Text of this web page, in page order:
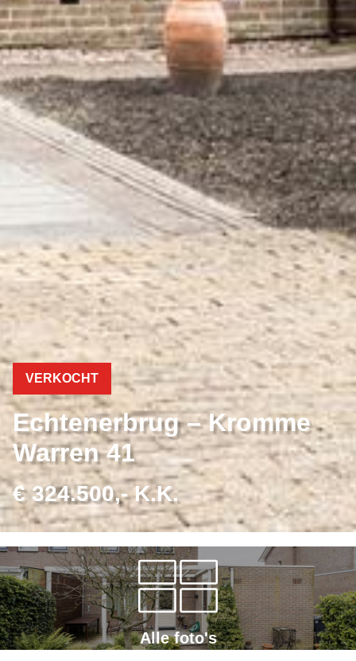
VERKOCHT
Echtenerbrug – Kromme
Warren 41
€ 324.500,- K.K.
Alle foto's